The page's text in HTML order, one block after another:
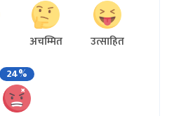
अचम्मित
उत्साहित
24%